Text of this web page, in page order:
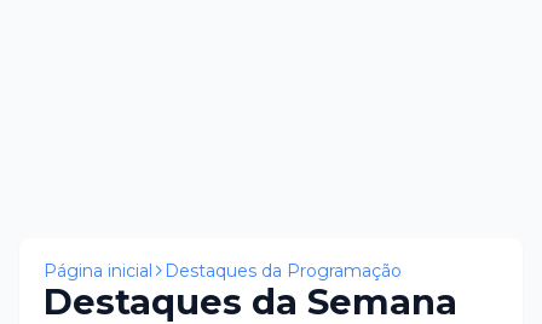
Página inicial Destaques da Programação
Destaques da Semana